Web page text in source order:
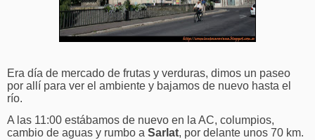
Era día de mercado de frutas y verduras, dimos un paseo
por allí para ver el ambiente y bajamos de nuevo hasta el
río.
A las 11:00 estábamos de nuevo en la AC, columpios,
cambio de aguas y rumbo a Sarlat, por delante unos 70 km.